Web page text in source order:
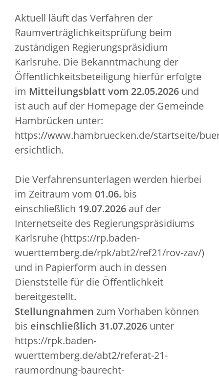
Aktuell läuft das Verfahren der
Raumverträglichkeitsprüfung beim
zuständigen Regierungspräsidium
Karlsruhe. Die Bekanntmachung der
Öffentlichkeitsbeteiligung hierfür erfolgte
im Mitteilungsblatt vom 22.05.2026 und
ist auch auf der Homepage der Gemeinde
Hambrücken unter:
https://www.hambruecken.de/startseite/
ersichtlich.
Die Verfahrensunterlagen werden hierbei
im Zeitraum vom 01.06. bis
einschließlich 19.07.2026 auf der
Internetseite des Regierungspräsidiums
Karlsruhe (https://rp.baden-
wuerttemberg.de/rpk/abt2/ref21/rov-zav/)
und in Papierform auch in dessen
Dienststelle für die Öffentlichkeit
bereitgestellt.
Stellungnahmen zum Vorhaben können
bis einschließlich 31.07.2026 unter
https://rpk.baden-
wuerttemberg.de/abt2/referat-21-
raumordnung-baurecht-